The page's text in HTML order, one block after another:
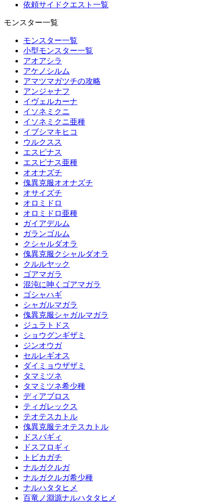
依頼サイドクエスト一覧
モンスター一覧
モンスター一覧
小型モンスター一覧
アオアシラ
アケノシルム
アマツマガツチの攻略
アンジャナフ
イヴェルカーナ
イソネミクニ
イソネミクニ亜種
イブシマキヒコ
ウルクスス
エスピナス
エスピナス亜種
オオナズチ
傀異克服オオナズチ
オサイズチ
オロミドロ
オロミドロ亜種
ガイアデルム
ガランゴルム
クシャルダオラ
傀異克服クシャルダオラ
クルルヤック
ゴアマガラ
混沌に呻くゴアマガラ
ゴシャハギ
シャガルマガラ
傀異克服シャガルマガラ
ジュラトドス
ショウグンギザミ
ジンオウガ
セルレギオス
ダイミョウザザミ
タマミツネ
タマミツネ希少種
ディアブロス
ティガレックス
テオテスカトル
傀異克服テオテスカトル
ドスバギィ
ドスフロギィ
トビカガチ
ナルガクルガ
ナルガクルガ希少種
ナルハタタヒメ
百竜ノ淵源ナルハタタヒメ